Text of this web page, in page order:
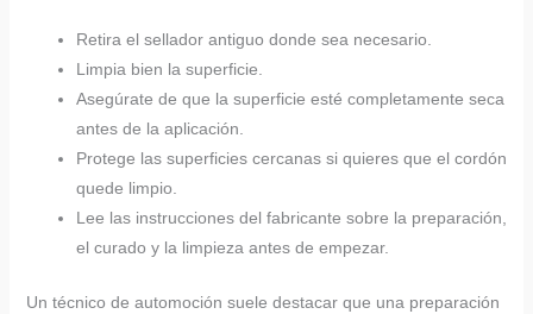
Retira el sellador antiguo donde sea necesario.
Limpia bien la superficie.
Asegúrate de que la superficie esté completamente seca
antes de la aplicación.
Protege las superficies cercanas si quieres que el cordón
quede limpio.
Lee las instrucciones del fabricante sobre la preparación,
el curado y la limpieza antes de empezar.
Un técnico de automoción suele destacar que una preparación